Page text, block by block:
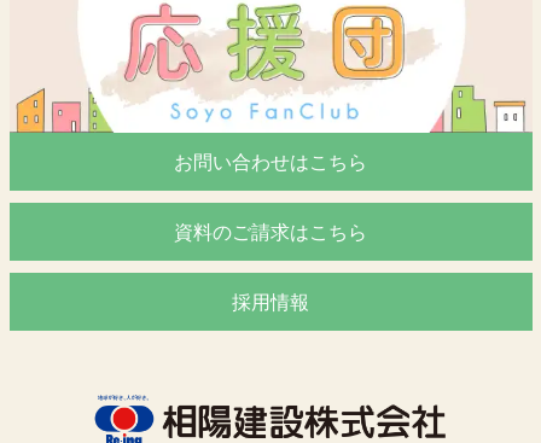
お問い合わせはこちら
資料のご請求はこちら
採用情報